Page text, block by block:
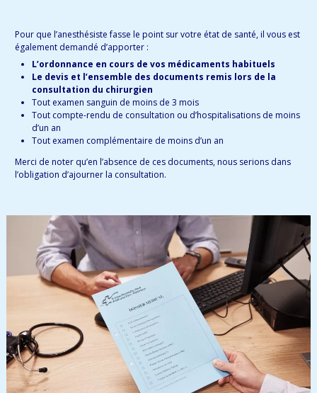
Pour que l’anesthésiste fasse le point sur votre état de santé, il vous est
également demandé d’apporter :
L’ordonnance en cours de vos médicaments habituels
Le devis et l’ensemble des documents remis lors de la
consultation du chirurgien
Tout examen sanguin de moins de 3 mois
Tout compte-rendu de consultation ou d’hospitalisations de moins
d’un an
Tout examen complémentaire de moins d’un an
Merci de noter qu’en l’absence de ces documents, nous serions dans
l’obligation d’ajourner la consultation.